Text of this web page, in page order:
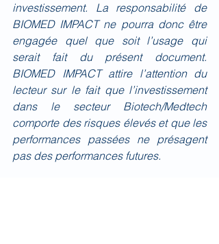
investissement. La responsabilité de
BIOMED IMPACT ne pourra donc être
engagée quel que soit l’usage qui
serait fait du présent document.
BIOMED IMPACT attire l’attention du
lecteur sur le fait que l’investissement
dans le secteur Biotech/Medtech
comporte des risques élevés et que les
performances passées ne présagent
pas des performances futures.